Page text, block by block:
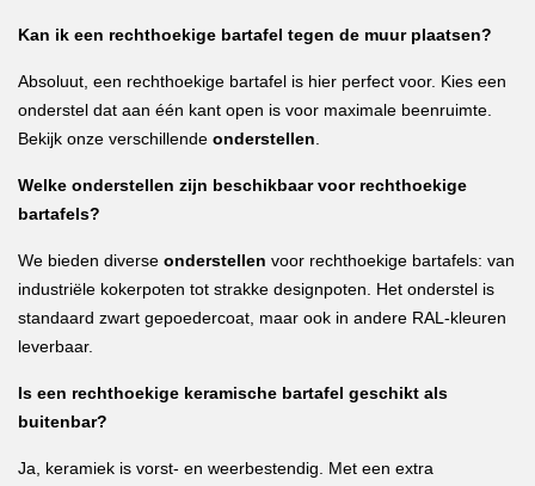
Kan ik een rechthoekige bartafel tegen de muur plaatsen?
Absoluut, een rechthoekige bartafel is hier perfect voor. Kies een
onderstel dat aan één kant open is voor maximale beenruimte.
Bekijk onze verschillende onderstellen
Welke onderstellen zijn beschikbaar voor rechthoekige
bartafels?
We bieden diverse onderstellen voor rechthoekige bartafels: van
industriële kokerpoten tot strakke designpoten. Het onderstel is
standaard zwart gepoedercoat, maar ook in andere RAL-kleuren
leverbaar.
Is een rechthoekige keramische bartafel geschikt als
buitenbar?
Ja, keramiek is vorst- en weerbestendig. Met een extra